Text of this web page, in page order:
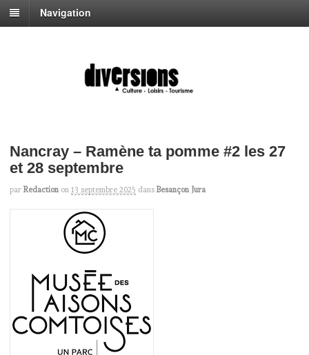
Navigation
Nancray – Ramène ta pomme #2 les 27
et 28 septembre
par Redaction on 13 septembre 2025 dans Besançon Jura